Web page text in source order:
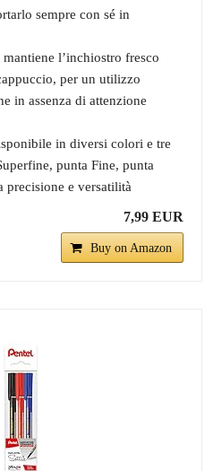
sempre con sé in
mantiene l’inchiostro fresco
per un utilizzo
in assenza di attenzione
in diversi colori e tre
punta Fine, punta
precisione e versatilità
7,99 EUR
Buy on Amazon